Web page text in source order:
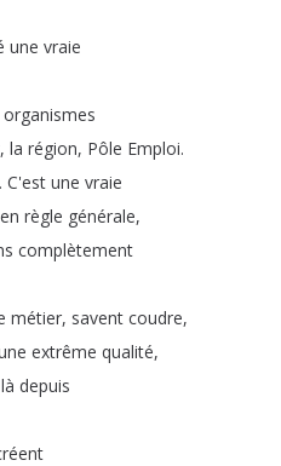
une vraie
organismes
, la région, Pôle Emploi.
. C'est une vraie
en règle générale,
complètement
métier, savent coudre,
extrême qualité,
là depuis